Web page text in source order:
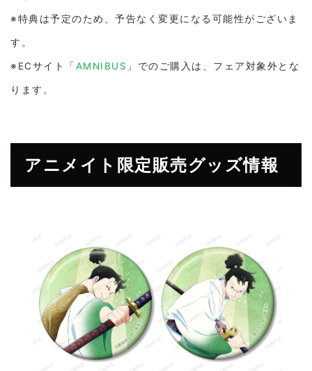
※特典は予定のため、予告なく変更になる可能性がございま
す。
※ECサイト「 AMNIBUS 」でのご購入は、フェア対象外とな
ります。
アニメイト限定販売グッズ情報